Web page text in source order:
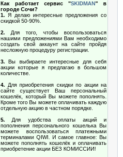
Как работает сервис "SKIDMAN" в
городе Сочи?
1. Я делаю интересные предложения со
скидкой 50-90%.
2. Для того, чтобы воспользоваться
нашими предложениями Вам необходимо
создать свой аккаунт на сайте пройдя
несложную процедуру регистрации.
3. Вы выбираете интересные для себя
акции которые я предлагаю в большом
количестве.
4. Для приобретения скидки по акции на
сайте существует Ваш персональный
кошелёк, который Вы можете пополнять.
Кроме того Вы можете оплачивать каждую
отдельную акцию в частном порядке.
5. Для удобства оплаты акций и
пополнения персонального кошелька Вы
можете воспользоваться платежными
терминалами QIWI. И самое главное: Вы
можете пополнять кошелёк и оплачивать
приобретение акции БЕЗ КОМИССИИ!